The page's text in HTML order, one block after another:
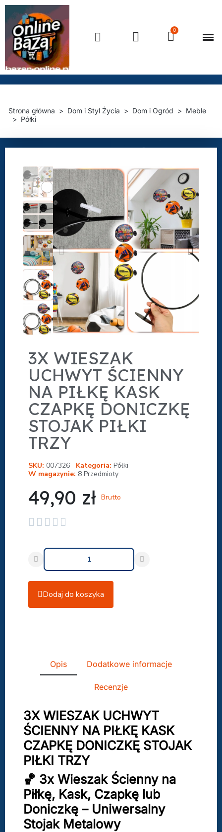
Strona główna Dom i Styl Życia Dom i Ogród
Meble
Półki
3X WIESZAK
UCHWYT ŚCIENNY
NA PIŁKĘ KASK
CZAPKĘ DONICZKĘ
STOJAK PIŁKI
TRZY
SKU 007326 Kategoria Półki
W magazynie 8 Przedmioty
49,90 zł Brutto
    
Dodaj do koszyka
Opis Dodatkowe informacje
Recenzje
3X WIESZAK UCHWYT
ŚCIENNY NA PIŁKĘ KASK
CZAPKĘ DONICZKĘ STOJAK
PIŁKI TRZY
🏀 3x Wieszak Ścienny na
Piłkę, Kask, Czapkę lub
Doniczkę – Uniwersalny
Stojak Metalowy